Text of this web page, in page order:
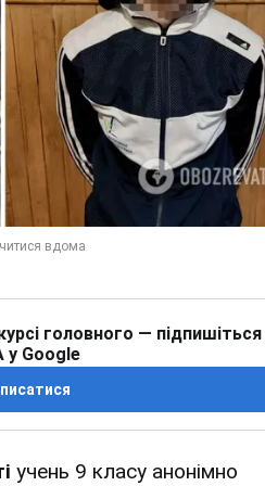
головного — підпишіться
у Google
учень 9 класу анонімно